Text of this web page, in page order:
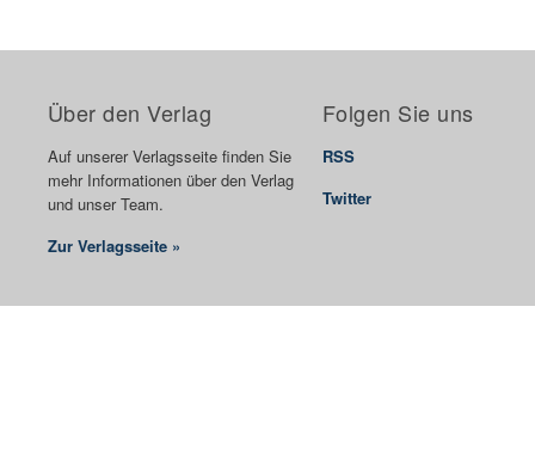
Über den Verlag
Auf unserer Verlagsseite finden Sie
mehr Informationen über den Verlag
und unser Team.
Zur Verlagsseite »
Folgen Sie uns
RSS
Twitter